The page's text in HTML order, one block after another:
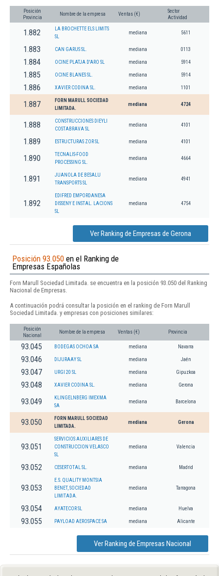
Posición
Provincia
Nombre de la empresa Ventas (€)
Sector
Actividad
1.882
LA BROCHETTE ELS LIMITS
SL
mediana 5611
1.883 CAN GARUS SL. mediana 0113
1.884 OCINE PLATJA D'ARO SL mediana 5914
1.885 OCINE BLANES SL. mediana 5914
1.886 XAVIER CODINA SL. mediana 1101
1.887
FORN MARULL SOCIEDAD
LIMITADA.
mediana 4724
1.888
CONSTRUCCIONES DIEYLI
COSTABRAVA SL
mediana 4101
1.889 ESTRUCTURAS ZOR SL mediana 4101
1.890
TECNALIS-FOOD
PROCESSING SL.
mediana 4664
1.891
JUANOLA DE BESALU
TRANSPORTS SL
mediana 4941
1.892
EDIFRED EMPORDANESA
DISSENY E INSTAL. LACIONS
SL
mediana 4754
Ver Ranking de Empresas de Gerona
Posición 93.050 en el Ranking de
Empresas Españolas
Forn Marull Sociedad Limitada. se encuentra en la posición 93.050 del Ranking
Nacional de Empresas.
A continuación podrá consultar la posición en el ranking de Forn Marull
Sociedad Limitada. y empresas con posiciones similares:
Posición
Nacional
Nombre de la empresa Ventas (€) Provincia
93.045 BODEGAS OCHOA SA mediana Navarra
93.046 DIJURAAY SL mediana Jaén
93.047 URGI 20 SL mediana Gipuzkoa
93.048 XAVIER CODINA SL. mediana Gerona
93.049
KLINGELNBERG IMEXMA
SA
mediana Barcelona
93.050
FORN MARULL SOCIEDAD
LIMITADA.
mediana Gerona
93.051
SERVICIOS AUXILIARES DE
CONSTRUCCION VELASCO
SL
mediana Valencia
93.052 CESERTOTAL SL. mediana Madrid
93.053
E.S. QUALITY MONTSIA
BENET, SOCIEDAD
LIMITADA.
mediana Tarragona
93.054 AYATECOR SL mediana Huelva
93.055 PAYLOAD AEROSPACE SA mediana Alicante
Ver Ranking de Empresas Nacional